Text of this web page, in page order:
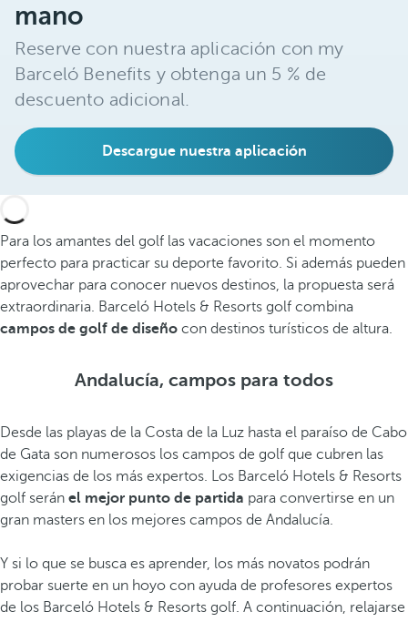
mano
Reserve con nuestra aplicación con my
Barceló Benefits y obtenga un 5 % de
descuento adicional.
Descargue nuestra aplicación
Para los amantes del golf las vacaciones son el momento
perfecto para practicar su deporte favorito. Si además pueden
aprovechar para conocer nuevos destinos, la propuesta será
extraordinaria. Barceló Hotels & Resorts golf combina
campos de golf de diseño con destinos turísticos de altura.
Andalucía, campos para todos
Desde las playas de la Costa de la Luz hasta el paraíso de Cabo
de Gata son numerosos los campos de golf que cubren las
exigencias de los más expertos. Los Barceló Hotels & Resorts
golf serán el mejor punto de partida para convertirse en un
gran masters en los mejores campos de Andalucía.
Y si lo que se busca es aprender, los más novatos podrán
probar suerte en un hoyo con ayuda de profesores expertos
de los Barceló Hotels & Resorts golf. A continuación, relajarse